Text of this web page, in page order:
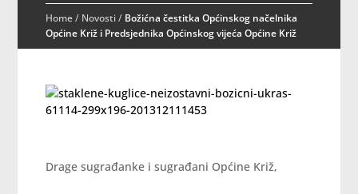
Home/ Novosti/ Božićna čestitka Općinskog načelnika
Općine Križ i Predsjednika Općinskog vijeća Općine Križ
Drage sugrađanke i sugrađani Općine Križ,